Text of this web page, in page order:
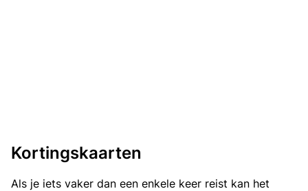
Kortingskaarten
Als je iets vaker dan een enkele keer reist kan het